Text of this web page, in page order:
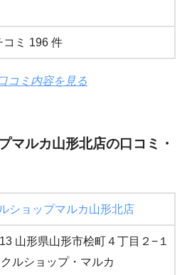
コミ 196 件
コミ内容を見る
マルカ山形北店の口コミ・
ショップマルカ山形北店
山形県山形市桧町４丁目２−１
ルショップ・マルカ